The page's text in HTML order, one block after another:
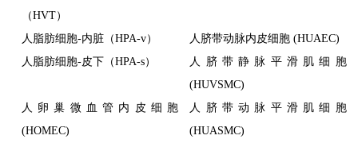
（HVT）
人脂肪细胞-内脏（HPA-v）
人脐带动脉内皮细胞 (HUAEC)
人脂肪细胞-皮下（HPA-s）
人脐带静脉平滑肌细胞
(HUVSMC)
人卵巢微血管内皮细胞
(HOMEC)
人脐带动脉平滑肌细胞
(HUASMC)